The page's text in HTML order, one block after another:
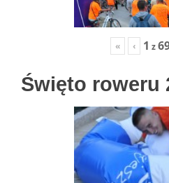
« ‹ 1 z
Święto roweru